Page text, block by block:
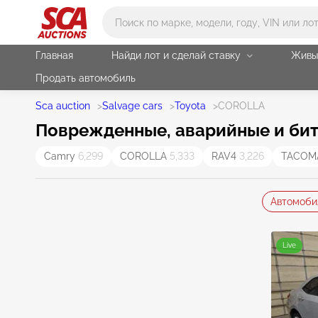
Главная Найди лот и сделай ставку
Продать автомобиль
Sca auction >Salvage cars >Toyota >COROLLA
Поврежденные, аварийные и
Camry 6,299 COROLLA 5,333 RAV4 3,226
Live